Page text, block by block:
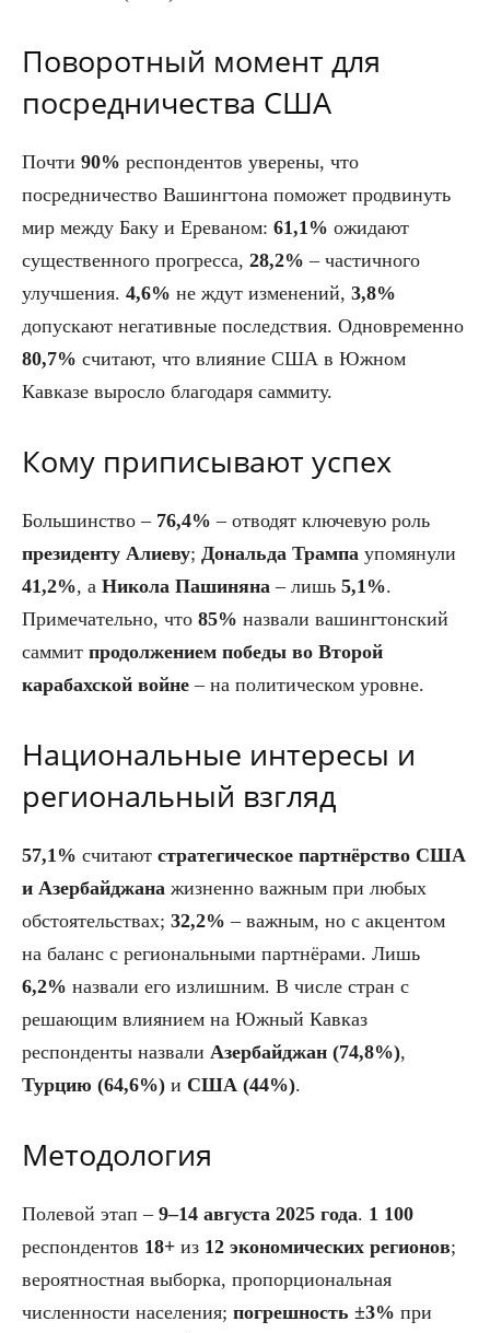
Поворотный момент для
посредничества США
Почти 90% респондентов уверены, что
посредничество Вашингтона поможет продвинуть
мир между Баку и Ереваном: 61,1% ожидают
существенного прогресса, 28,2% – частичного
улучшения. 4,6% не ждут изменений, 3,8%
допускают негативные последствия. Одновременно
80,7% считают, что влияние США в Южном
Кавказе выросло благодаря саммиту.
Кому приписывают успех
Большинство – 76,4% – отводят ключевую роль
президенту Алиеву; Дональда Трампа упомянули
41,2%, а Никола Пашиняна – лишь 5,1%.
Примечательно, что 85% назвали вашингтонский
саммит продолжением победы во Второй
карабахской войне – на политическом уровне.
Национальные интересы и
региональный взгляд
57,1% считают стратегическое партнёрство США
и Азербайджана жизненно важным при любых
обстоятельствах; 32,2% – важным, но с акцентом
на баланс с региональными партнёрами. Лишь
6,2% назвали его излишним. В числе стран с
решающим влиянием на Южный Кавказ
респонденты назвали Азербайджан (74,8%),
Турцию (64,6%) и США (44%).
Методология
Полевой этап – 9–14 августа 2025 года. 1 100
респондентов 18+ из 12 экономических регионов;
вероятностная выборка, пропорциональная
численности населения; погрешность ±3% при